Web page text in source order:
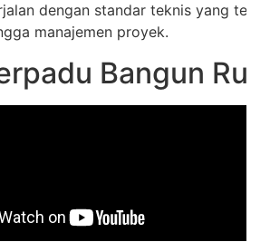
dengan standar teknis yang
manajemen proyek.
Bangun